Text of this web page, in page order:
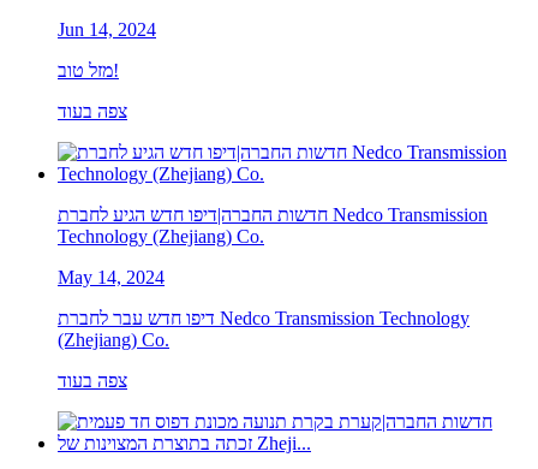
Jun 14, 2024
מזל טוב!
צפה בעוד
חדשות החברה|דיפו חדש הגיע לחברת Nedco Transmission
Technology (Zhejiang) Co.
May 14, 2024
דיפו חדש עבר לחברת Nedco Transmission Technology
(Zhejiang) Co.
צפה בעוד